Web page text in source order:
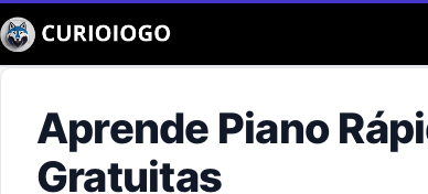
Aprende Piano
Gratuitas